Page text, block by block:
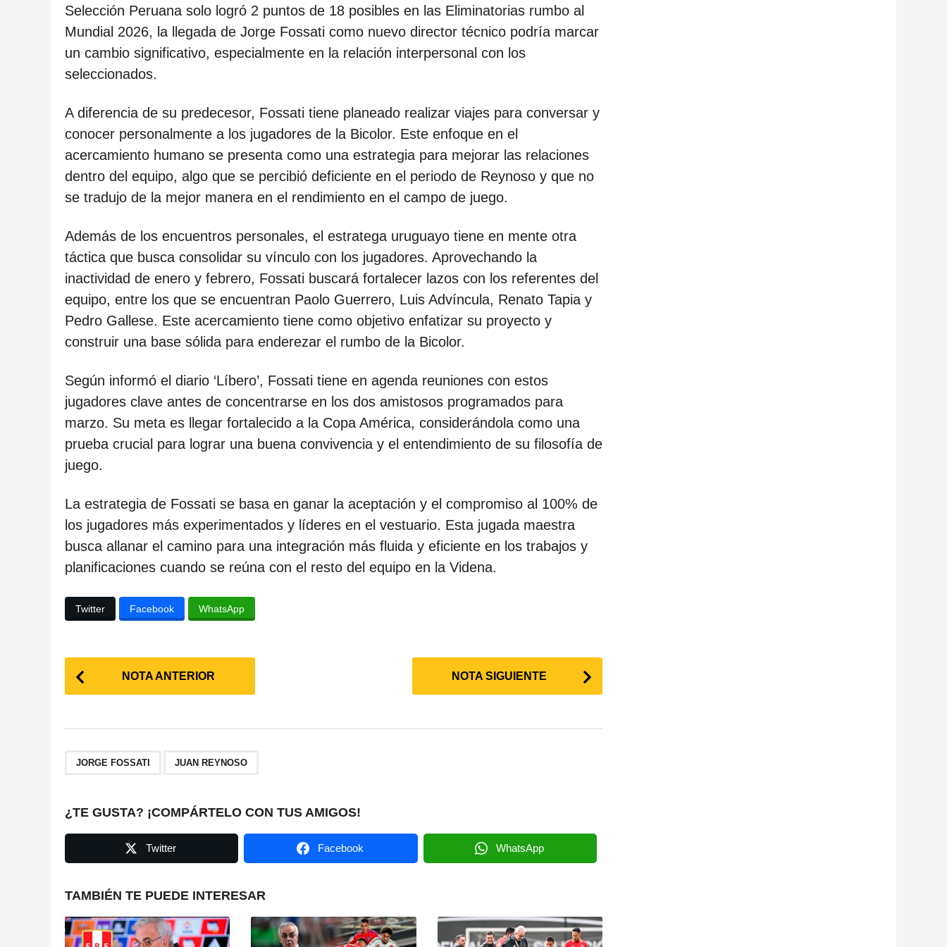
s
d
e
l
a
u
b
l
i
c
a
i
ó
n
Selección Peruana solo logró 2 puntos de 18 posibles en las Eliminatorias rumbo al
Mundial 2026, la llegada de Jorge Fossati como nuevo director técnico podría marcar
un cambio significativo, especialmente en la relación interpersonal con los
seleccionados.
A diferencia de su predecesor, Fossati tiene planeado realizar viajes para conversar y
conocer personalmente a los jugadores de la Bicolor. Este enfoque en el
acercamiento humano se presenta como una estrategia para mejorar las relaciones
dentro del equipo, algo que se percibió deficiente en el periodo de Reynoso y que no
se tradujo de la mejor manera en el rendimiento en el campo de juego.
Además de los encuentros personales, el estratega uruguayo tiene en mente otra
táctica que busca consolidar su vínculo con los jugadores. Aprovechando la
inactividad de enero y febrero, Fossati buscará fortalecer lazos con los referentes del
equipo, entre los que se encuentran Paolo Guerrero, Luis Advíncula, Renato Tapia y
Pedro Gallese. Este acercamiento tiene como objetivo enfatizar su proyecto y
construir una base sólida para enderezar el rumbo de la Bicolor.
Según informó el diario ‘Líbero’, Fossati tiene en agenda reuniones con estos
jugadores clave antes de concentrarse en los dos amistosos programados para
marzo. Su meta es llegar fortalecido a la Copa América, considerándola como una
prueba crucial para lograr una buena convivencia y el entendimiento de su filosofía de
juego.
La estrategia de Fossati se basa en ganar la aceptación y el compromiso al 100% de
los jugadores más experimentados y líderes en el vestuario. Esta jugada maestra
busca allanar el camino para una integración más fluida y eficiente en los trabajos y
planificaciones cuando se reúna con el resto del equipo en la Videna.
Twitter Facebook WhatsApp
P
o
a
g
i
n
a
NOTA ANTERIOR NOTA SIGUIENTE
JORGE FOSSATI JUAN REYNOSO
¿TE GUSTA? ¡COMPÁRTELO CON TUS AMIGOS!
Twitter Facebook WhatsApp
TAMBIÉN TE PUEDE INTERESAR